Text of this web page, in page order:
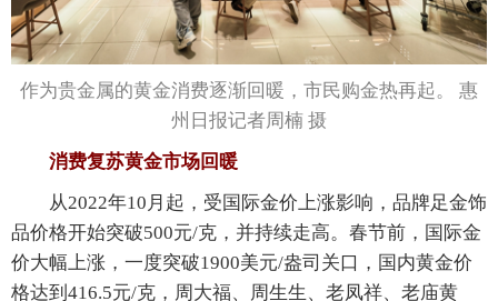
作为贵金属的黄金消费逐渐回暖，市民购金热再起。 惠
州日报记者周楠 摄
消费复苏黄金市场回暖
从2022年10月起，受国际金价上涨影响，品牌足金饰
品价格开始突破500元/克，并持续走高。春节前，国际金
价大幅上涨，一度突破1900美元/盎司关口，国内黄金价
格达到416.5元/克，周大福、周生生、老凤祥、老庙黄